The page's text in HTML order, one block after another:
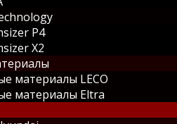
P4
X2
материалы LECO
материалы Eltra